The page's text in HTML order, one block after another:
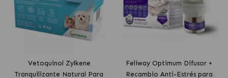
Vetoquinol Zylkene
Tranquilizante Natural Para
Feliway Optimum Difusor +
Recambio Anti-Estrés para